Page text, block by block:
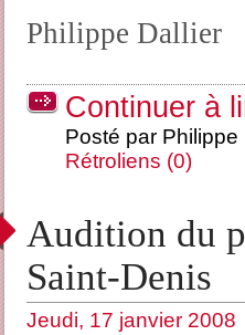
Philippe Dallier
Continuer à
Posté par
Rétroliens (0)
Audition du
Saint-Denis
Jeudi, 17 janvier 2008